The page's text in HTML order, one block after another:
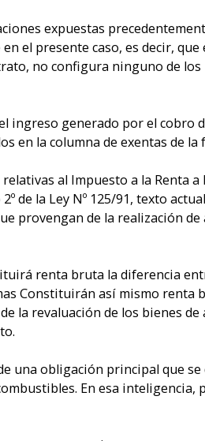
expuestas
el presente caso, es decir,
no configura ninguno de
ingreso generado por el cobro
en la columna de exentas de la
al Impuesto a la Renta a
de la Ley Nº 125/91, texto
provengan de la realización de
renta bruta la diferencia
Constituirán así mismo renta
la revaluación de los bienes
una obligación principal que se
En esa inteligencia,